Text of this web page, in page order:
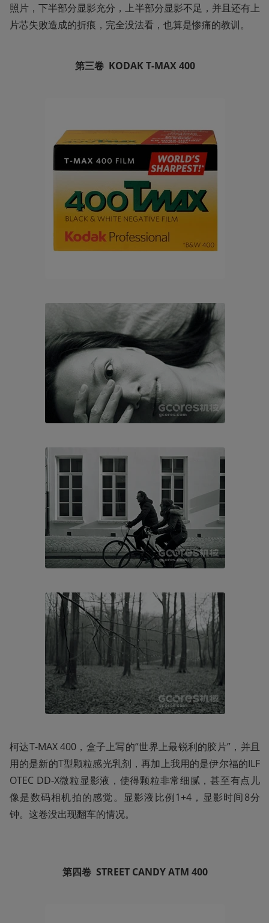
照片，下半部分显影充分，上半部分显影不足，并且还有上
片芯失败造成的折痕，完全没法看，也算是惨痛的教训。
第三卷  KODAK T-MAX 400
柯达T-MAX 400，盒子上写的“世界上最锐利的胶片”，并且
用的是新的T型颗粒感光乳剂，再加上我用的是伊尔福的ILF
OTEC DD-X微粒显影液，使得颗粒非常细腻，甚至有点儿
像是数码相机拍的感觉。显影液比例1+4，显影时间8分
钟。这卷没出现翻车的情况。
第四卷  STREET CANDY ATM 400